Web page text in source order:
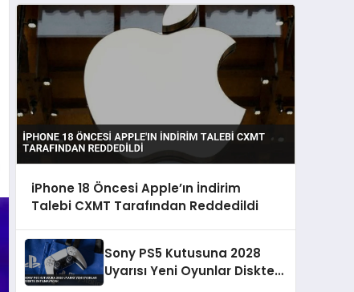
iPhone 18 Öncesi Apple’ın İndirim
Talebi CXMT Tarafından Reddedildi
Sony PS5 Kutusuna 2028
Uyarısı Yeni Oyunlar Diskte